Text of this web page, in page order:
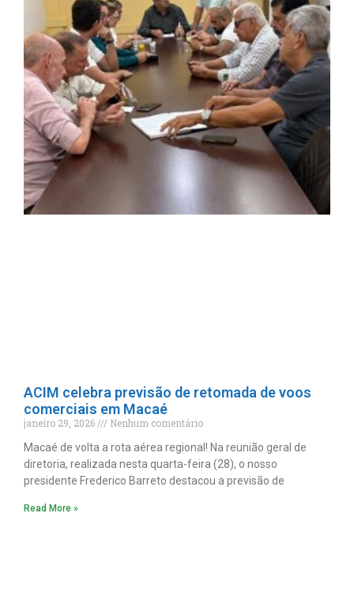
ACIM celebra previsão de retomada de voos
comerciais em Macaé
janeiro 29, 2026
Nenhum comentário
Macaé de volta a rota aérea regional! Na reunião geral de
diretoria, realizada nesta quarta-feira (28), o nosso
presidente Frederico Barreto destacou a previsão de
Read More »